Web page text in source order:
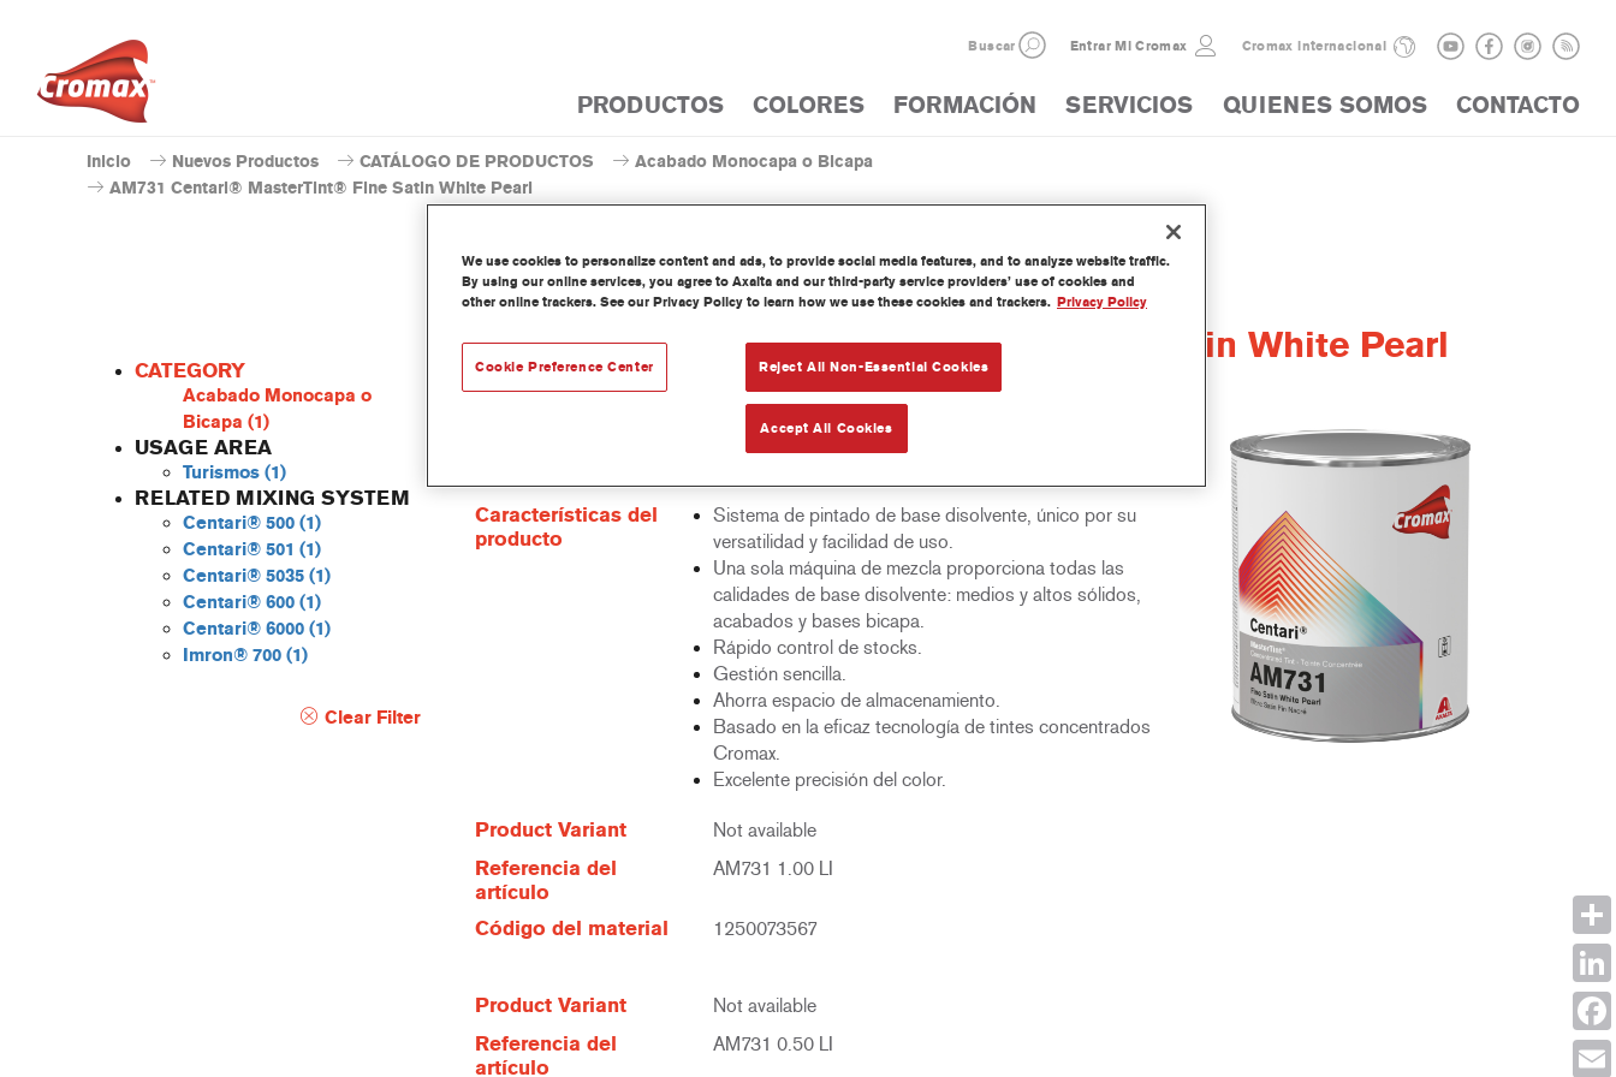
Buscar Entrar Mi Cromax Cromax internacional
PRODUCTOS COLORES FORMACIÓN SERVICIOS QUIENES SOMOS CONTACTO
Inicio Nuevos Productos CATÁLOGO DE PRODUCTOS
Acabado Monocapa o Bicapa
AM731 Centari® MasterTint® Fine Satin White Pearl
CATEGORY
Acabado Monocapa o
Bicapa (1)
USAGE AREA
Turismos (1)
RELATED MIXING SYSTEM
Centari® 500 (1)
Centari® 501 (1)
Centari® 5035 (1)
Centari® 600 (1)
Centari® 6000 (1)
Imron® 700 (1)
Clear Filter
AM731 Centari® MasterTint® Fine Satin White Pearl
Centari Mastertint es un tinte concentrado de base disolvente que forma parte de
Características del
producto
Sistema de pintado de base disolvente, único por su
versatilidad y facilidad de uso.
Una sola máquina de mezcla proporciona todas las
calidades de base disolvente: medios y altos sólidos,
acabados y bases bicapa.
Rápido control de stocks.
Gestión sencilla.
Ahorra espacio de almacenamiento.
Basado en la eficaz tecnología de tintes concentrados
Cromax.
Excelente precisión del color.
Product Variant Not available
Referencia del
artículo
AM731 1.00 LI
Código del material 1250073567
Product Variant Not available
Referencia del
artículo
AM731 0.50 LI
We use cookies to personalize content and ads, to provide social media features, and to analyze website traffic.
By using our online services, you agree to Axalta and our third-party service providers’ use of cookies and
other online trackers. See our Privacy Policy to learn how we use these cookies and trackers. Privacy Policy
Reject All Non-Essential Cookies
Accept All Cookies
Cookie Preference Center